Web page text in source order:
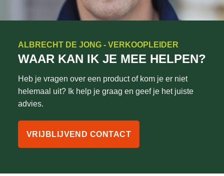
ALBRECHT DE JONG - VERKOOPLEIDER
WAAR KAN IK JE MEE HELPEN?
Heb je vragen over een product of kom je er niet
helemaal uit? Ik help je graag en geef je het juiste
advies.
VRIJBLIJVEND CONTACT